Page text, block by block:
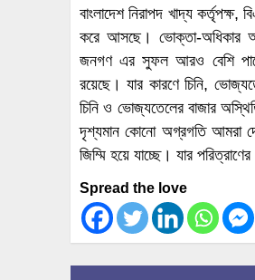
বাংলাদেশ নিরাপদ খাদ্য কর্তৃপক্ষ,
করে আসছে। ভোক্তা-অধিকার
জনগণ এর সুফল আরও বেশি পাবে।
রয়েছে। যার কারণে চিনি,
চিনি ও ভোজ্যতেলের বাজার
দৃশ্যমান কোনো অগ্রগতি আমরা
জিম্মি হয়ে যাচ্ছে। যার
Spread the love